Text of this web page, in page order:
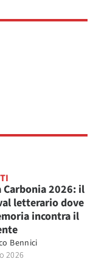
Carbonia 2026: il
letterario dove
incontra il
Bennici
2026